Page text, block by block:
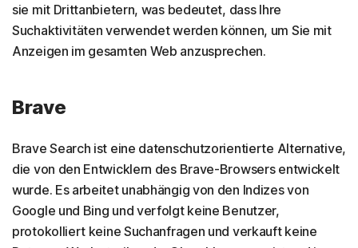
sie mit Drittanbietern, was bedeutet, dass Ihre
Suchaktivitäten verwendet werden können, um Sie mit
Anzeigen im gesamten Web anzusprechen.
Brave
Brave Search ist eine datenschutzorientierte Alternative,
die von den Entwicklern des Brave-Browsers entwickelt
wurde. Es arbeitet unabhängig von den Indizes von
Google und Bing und verfolgt keine Benutzer,
protokolliert keine Suchanfragen und verkauft keine